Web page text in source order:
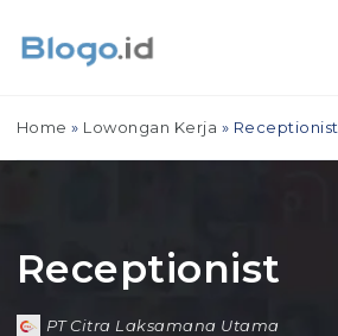
Home » Lowongan Kerja » Receptionist
Receptionist
PT Citra Laksamana Utama